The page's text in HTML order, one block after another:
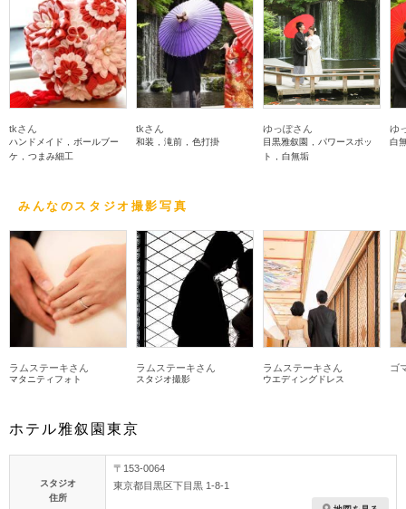
tkさん
ハンドメイド
ボールブー
ケ
つまみ細工
tkさん
和装 滝前 色打掛
ゆっぽさん
目黒雅叙園
パワースポッ
ト
白無垢
ゆ
白
みんなのスタジオ撮影写真
ラムステーキさん
マタニティフォト
ラムステーキさん
スタジオ撮影
ラムステーキさん
ウエディングドレス
ゴ
ホテル雅叙園東京
スタジオ
住所
〒153-0064
東京都目黒区下目黒 1-8-1